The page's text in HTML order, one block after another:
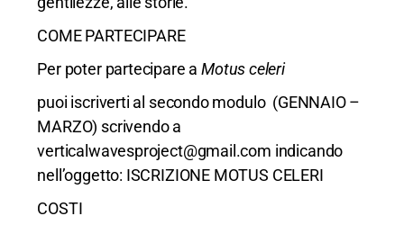
COME PARTECIPARE
Per poter partecipare aMotus celeri
puoi iscriverti al secondo modulo (GENNAIO –
MARZO) scrivendo a
verticalwavesproject@gmail.com indicando
nell’oggetto: ISCRIZIONE MOTUS CELERI
COSTI